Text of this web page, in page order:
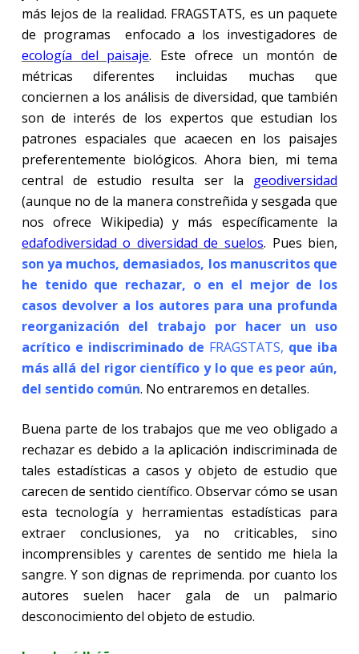
más lejos de la realidad. FRAGSTATS, es un paquete
de programas enfocado a los investigadores de
ecología del paisaje. Este ofrece un montón de
métricas diferentes incluidas muchas que
conciernen a los análisis de diversidad, que también
son de interés de los expertos que estudian los
patrones espaciales que acaecen en los paisajes
preferentemente biológicos. Ahora bien, mi tema
central de estudio resulta ser la geodiversidad
(aunque no de la manera constreñida y sesgada que
nos ofrece Wikipedia) y más específicamente la
edafodiversidad o diversidad de suelos. Pues bien,
son ya muchos, demasiados, los manuscritos que
he tenido que rechazar, o en el mejor de los
casos devolver a los autores para una profunda
reorganización del trabajo por hacer un uso
acrítico e indiscriminado de FRAGSTATS, que iba
más allá del rigor científico y lo que es peor aún,
del sentido común. No entraremos en detalles.
Buena parte de los trabajos que me veo obligado a
rechazar es debido a la aplicación indiscriminada de
tales estadísticas a casos y objeto de estudio que
carecen de sentido científico. Observar cómo se usan
esta tecnología y herramientas estadísticas para
extraer conclusiones, ya no criticables, sino
incomprensibles y carentes de sentido me hiela la
sangre. Y son dignas de reprimenda. por cuanto los
autores suelen hacer gala de un palmario
desconocimiento del objeto de estudio.